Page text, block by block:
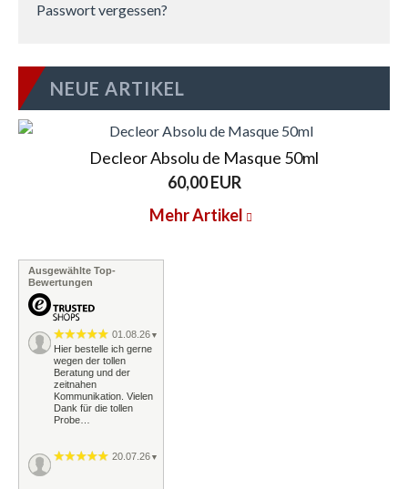
Passwort vergessen?
NEUE ARTIKEL
Decleor Absolu de Masque 50ml
60,00 EUR
Mehr Artikel
Ausgewählte Top-
Bewertungen
01.08.26 ▼
Hier bestelle ich gerne
wegen der tollen
Beratung und der
zeitnahen
Kommunikation. Vielen
Dank für die tollen
Probe…
20.07.26 ▼